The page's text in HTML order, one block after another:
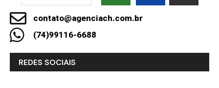
contato@agenciach.com.br
(74)99116-6688
REDES SOCIAIS